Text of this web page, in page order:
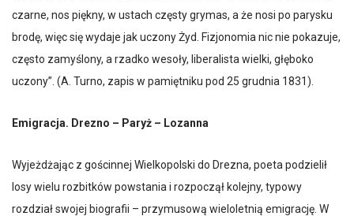
czarne, nos piękny, w ustach częsty grymas, a że nosi po parysku
brodę, więc się wydaje jak uczony Żyd. Fizjonomia nic nie pokazuje,
często zamyślony, a rzadko wesoły, liberalista wielki, głęboko
uczony”. (A. Turno, zapis w pamiętniku pod 25 grudnia 1831).
Emigracja. Drezno – Paryż – Lozanna
Wyjeżdżając z gościnnej Wielkopolski do Drezna, poeta podzielił
losy wielu rozbitków powstania i rozpoczął kolejny, typowy
rozdział swojej biografii – przymusową wieloletnią emigrację. W